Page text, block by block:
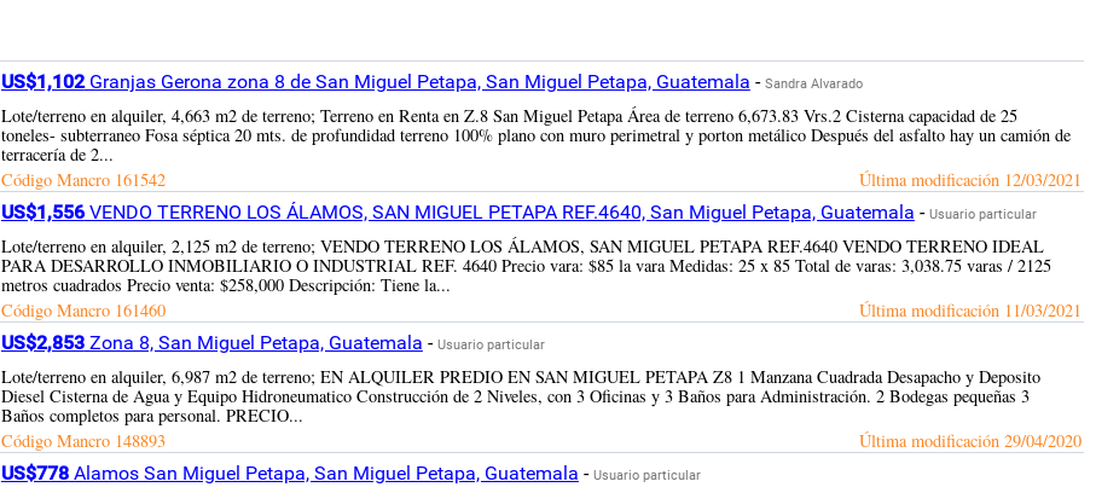
US$1,102Granjas Gerona zona 8 de San Miguel Petapa, San Miguel Petapa, Guatemala - Sandra Alvarado
Lote/terreno en alquiler, 4,663 m2 de terreno; Terreno en Renta en Z.8 San Miguel Petapa Área de terreno 6,673.83 Vrs.2 Cisterna capacidad de 25
toneles- subterraneo Fosa séptica 20 mts. de profundidad terreno 100% plano con muro perimetral y porton metálico Después del asfalto hay un camión de
terracería de 2...
Código Mancro 161542 Última modificación 12/03/2021
US$1,556VENDO TERRENO LOS ÁLAMOS, SAN MIGUEL PETAPA REF.4640, San Miguel Petapa, Guatemala - Usuario particular
Lote/terreno en alquiler, 2,125 m2 de terreno; VENDO TERRENO LOS ÁLAMOS, SAN MIGUEL PETAPA REF.4640 VENDO TERRENO IDEAL
PARA DESARROLLO INMOBILIARIO O INDUSTRIAL REF. 4640 Precio vara: $85 la vara Medidas: 25 x 85 Total de varas: 3,038.75 varas / 2125
metros cuadrados Precio venta: $258,000 Descripción: Tiene la...
Código Mancro 161460 Última modificación 11/03/2021
US$2,853Zona 8, San Miguel Petapa, Guatemala - Usuario particular
Lote/terreno en alquiler, 6,987 m2 de terreno; EN ALQUILER PREDIO EN SAN MIGUEL PETAPA Z8 1 Manzana Cuadrada Desapacho y Deposito
Diesel Cisterna de Agua y Equipo Hidroneumatico Construcción de 2 Niveles, con 3 Oficinas y 3 Baños para Administración. 2 Bodegas pequeñas 3
Baños completos para personal. PRECIO...
Código Mancro 148893 Última modificación 29/04/2020
US$778Alamos San Miguel Petapa, San Miguel Petapa, Guatemala - Usuario particular